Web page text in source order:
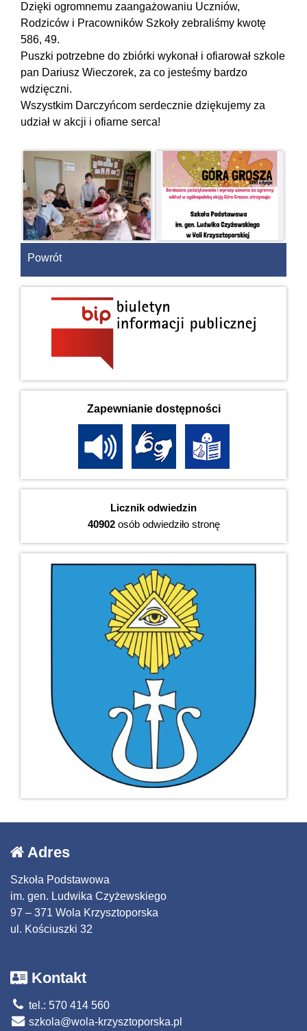
Dzięki ogromnemu zaangażowaniu Uczniów,
Rodziców i Pracowników Szkoły zebraliśmy kwotę
586, 49.
Puszki potrzebne do zbiórki wykonał i ofiarował szkole
pan Dariusz Wieczorek, za co jesteśmy bardzo
wdzięczni.
Wszystkim Darczyńcom serdecznie dziękujemy za
udział w akcji i ofiarne serca!
Powrót
Zapewnianie dostępności
Licznik odwiedzin
40902osób odwiedziło stronę
Adres
Szkoła Podstawowa
im. gen. Ludwika Czyżewskiego
97 – 371 Wola Krzysztoporska
ul. Kościuszki 32
Kontakt
tel.: 570 414 560
szkola@wola-krzysztoporska.pl